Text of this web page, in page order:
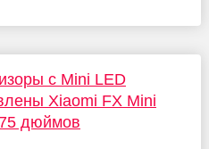
с Mini LED
Xiaomi FX Mini
дюймов